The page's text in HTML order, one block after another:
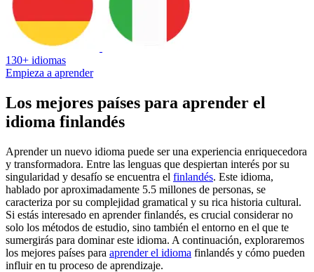
130+ idiomas
Empieza a aprender
Los mejores países para aprender el
idioma finlandés
Aprender un nuevo idioma puede ser una experiencia enriquecedora
y transformadora. Entre las lenguas que despiertan interés por su
singularidad y desafío se encuentra el finlandés. Este idioma,
hablado por aproximadamente 5.5 millones de personas, se
caracteriza por su complejidad gramatical y su rica historia cultural.
Si estás interesado en aprender finlandés, es crucial considerar no
solo los métodos de estudio, sino también el entorno en el que te
sumergirás para dominar este idioma. A continuación, exploraremos
los mejores países para aprender el idioma finlandés y cómo pueden
influir en tu proceso de aprendizaje.